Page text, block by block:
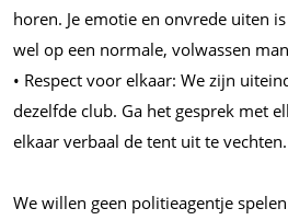
horen. Je emotie en onvrede uiten
wel op een normale, volwassen
•⁠ ⁠⁠Respect voor elkaar: We zijn
dezelfde club. Ga het gesprek met
elkaar verbaal de tent uit te vechten.
We willen geen politieagentje